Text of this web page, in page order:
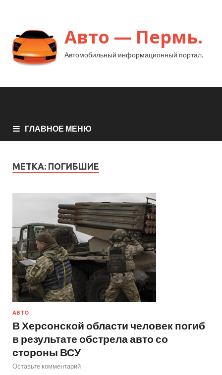
Авто — Пермь.
Автомобильный информационный портал.
ГЛАВНОЕ МЕНЮ
МЕТКА: ПОГИБШИЕ
АВТО
В Херсонской области человек погиб
в результате обстрела авто со
стороны ВСУ
Оставьте комментарий